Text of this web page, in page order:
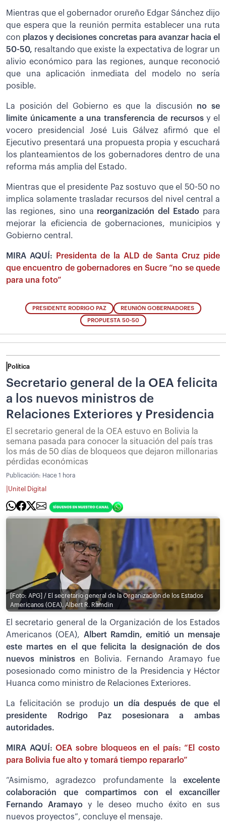
Mientras que el gobernador orureño Edgar Sánchez dijo
que espera que la reunión permita establecer una ruta
con plazos y decisiones concretas para avanzar hacia el
50-50, resaltando que existe la expectativa de lograr un
alivio económico para las regiones, aunque reconoció
que una aplicación inmediata del modelo no sería
posible.
La posición del Gobierno es que la discusión no se
limite únicamente a una transferencia de recursosy el
vocero presidencial José Luis Gálvez afirmó que el
Ejecutivo presentará una propuesta propia y escuchará
los planteamientos de los gobernadores dentro de una
reforma más amplia del Estado.
Mientras que el presidente Paz sostuvo que el 50-50 no
implica solamente trasladar recursos del nivel central a
las regiones, sino una reorganización del Estado para
mejorar la eficiencia de gobernaciones, municipios y
Gobierno central.
MIRA AQUÍ:
Presidenta de la ALD de Santa Cruz pide
que encuentro de gobernadores en Sucre “no se quede
para una foto”
PRESIDENTE RODRIGO PAZ REUNIÓN GOBERNADORES
PROPUESTA 50-50
Política
Secretario general de la OEA felicita
a los nuevos ministros de
Relaciones Exteriores y Presidencia
El secretario general de la OEA estuvo en Bolivia la
semana pasada para conocer la situación del país tras
los más de 50 días de bloqueos que dejaron millonarias
pérdidas económicas
Publicación: Hace 1 hora
Unitel Digital
[Foto: APG] / El secretario general de la Organización de los Estados
Americanos (OEA), Albert R. Ramdin
El secretario general de la Organización de los Estados
Americanos (OEA), Albert Ramdin, emitió un mensaje
este martes en el que felicita la designación de dos
nuevos ministrosen Bolivia. Fernando Aramayo fue
posesionado como ministro de la Presidencia y Héctor
Huanca como ministro de Relaciones Exteriores.
La felicitación se produjo un día después de que el
presidente Rodrigo Paz posesionara a ambas
autoridades.
MIRA AQUÍ:OEA sobre bloqueos en el país: “El costo
para Bolivia fue alto y tomará tiempo repararlo”
“Asimismo, agradezco profundamente la excelente
colaboración que compartimos con el excanciller
Fernando Aramayoy le deseo mucho éxito en sus
nuevos proyectos”, concluye el mensaje.